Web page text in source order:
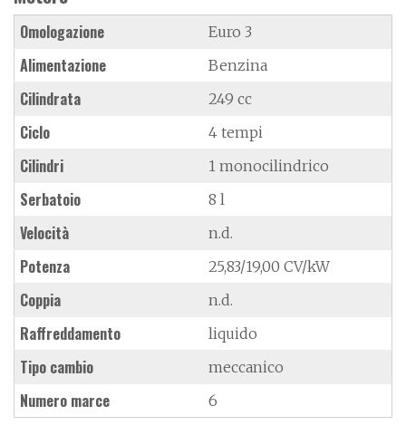
Omologazione Euro 3
Alimentazione Benzina
Cilindrata 249 cc
Ciclo 4 tempi
Cilindri 1 monocilindrico
Serbatoio 8 l
Velocità n.d.
Potenza 25,83/19,00 CV/kW
Coppia n.d.
Raffreddamento liquido
Tipo cambio meccanico
Numero marce 6